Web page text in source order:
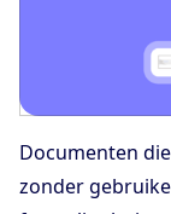
Documenten
zonder